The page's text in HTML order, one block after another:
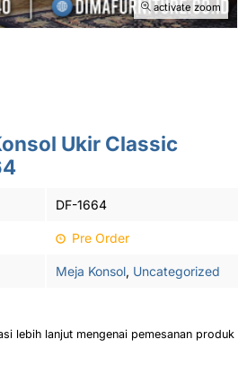
activate zoom
Ukir Classic
DF-1664
Pre Order
Meja Konsol, Uncategorized
lebih lanjut mengenai pemesanan produk